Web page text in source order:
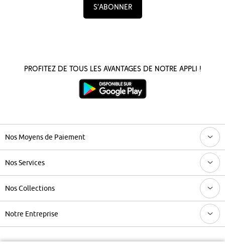
S’abonner
Profitez de tous les avantages de notre appli !
Nos Moyens de Paiement
Nos Services
Nos Collections
Notre Entreprise